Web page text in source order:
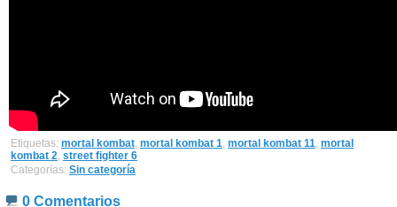
Etiquetas: mortal kombat, mortal kombat 1, mortal kombat 11, mortal
kombat 2, street fighter 6
Categorías: Sin categoría
0 Comentarios